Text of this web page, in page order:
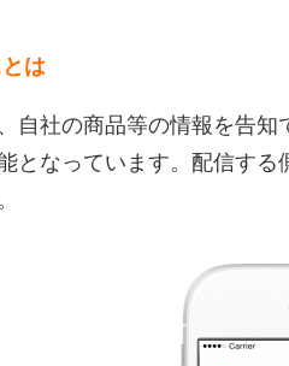
は
自社の商品等の情報を告
となっています。配信す